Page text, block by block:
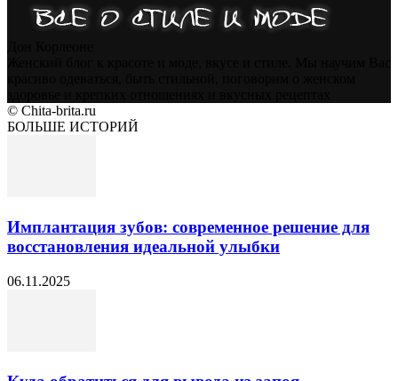
© Chita-brita.ru
БОЛЬШЕ ИСТОРИЙ
Имплантация зубов: современное решение для
восстановления идеальной улыбки
06.11.2025